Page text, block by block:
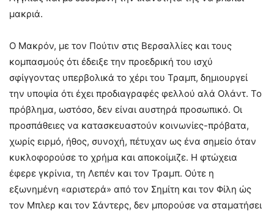
μακριά.
Ο Μακρόν, με τον Πούτιν στις Βερσαλλίες και τους
κομπασμούς ότι έδειξε την προεδρική του ισχύ
σφίγγοντας υπερβολικά το χέρι του Τραμπ, δημιουργεί
την υποψία ότι έχει προδιαγραφές φελλού αλά Ολάντ. Το
πρόβλημα, ωστόσο, δεν είναι αυστηρά προσωπικό. Οι
προσπάθειες να κατασκευαστούν κοινωνίες-πρόβατα,
χωρίς ειρμό, ήθος, συνοχή, πέτυχαν ως ένα σημείο όταν
κυκλοφορούσε το χρήμα και αποκοίμιζε. Η φτώχεια
έφερε γκρίνια, τη Λεπέν και τον Τραμπ. Ούτε η
εξωνημένη «αριστερά» από τον Σημίτη και τον Φίλη ώς
τον Μπλερ και τον Σάντερς, δεν μπορούσε να σταματήσει